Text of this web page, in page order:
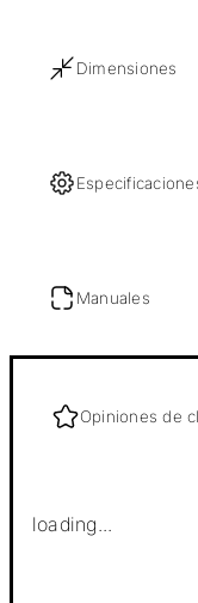
Dimensiones
Manuales
Opiniones de
loading...